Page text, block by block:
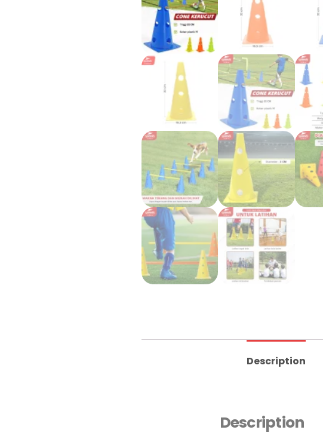
Description
Description